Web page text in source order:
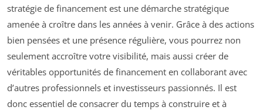
stratégie de financement est une démarche stratégique
amenée à croître dans les années à venir. Grâce à des actions
bien pensées et une présence régulière, vous pourrez non
seulement accroître votre visibilité, mais aussi créer de
véritables opportunités de financement en collaborant avec
d’autres professionnels et investisseurs passionnés. Il est
donc essentiel de consacrer du temps à construire et à